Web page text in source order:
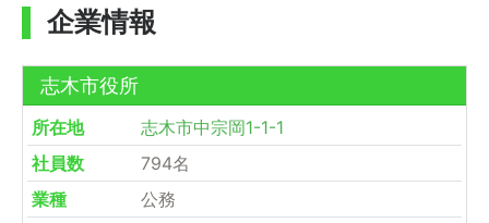
企業情報
志木市役所
所在地
志木市中宗岡1-1-1
社員数
794名
業種
公務